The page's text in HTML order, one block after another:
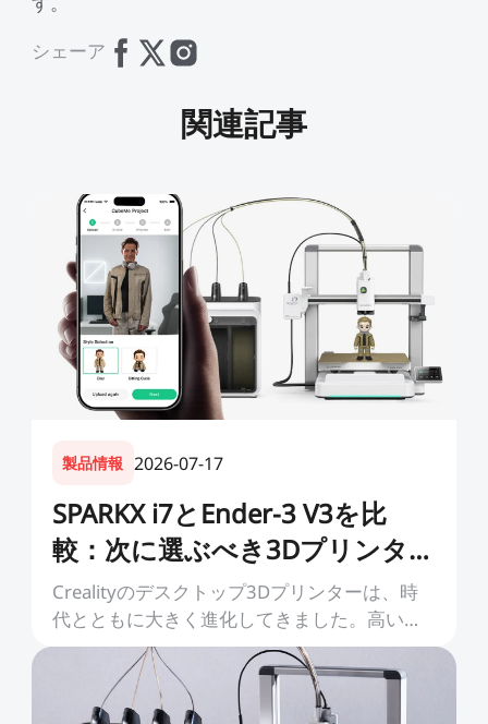
シェーア
関連記事
製品情報 2026-07-17
SPARKX i7とEnder-3 V3を比
較：次に選ぶべき3Dプリンター
はどちら？
Crealityのデスクトップ3Dプリンターは、時
代とともに大きく進化してきました。高い信
頼性と手頃な価格によって定番モデルとなっ
た機種がある一方、近年のモデルは、より簡
単でスマートな3Dプリン...